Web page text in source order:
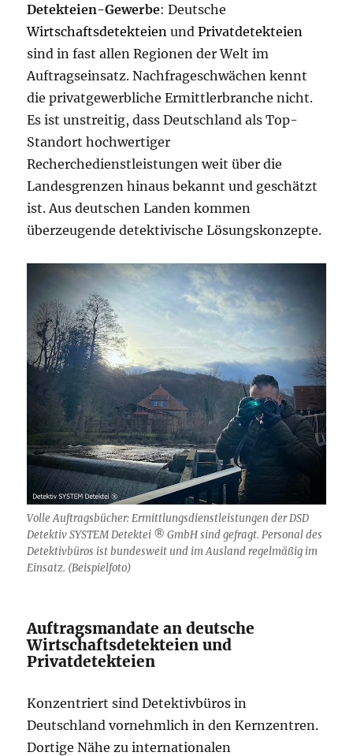
Detekteien-Gewerbe: Deutsche
Wirtschaftsdetekteien undPrivatdetekteien
sind in fast allen Regionen der Welt im
Auftragseinsatz. Nachfrageschwächen kennt
die privatgewerbliche Ermittlerbranche nicht.
Es ist unstreitig, dass Deutschland als Top-
Standort hochwertiger
Recherchedienstleistungen weit über die
Landesgrenzen hinaus bekannt und geschätzt
ist. Aus deutschen Landen kommen
überzeugende detektivische Lösungskonzepte.
Volle Auftragsbücher: Ermittlungsdienstleistungen der DSD
Detektiv SYSTEM Detektei ® GmbH sind gefragt. Personal des
Detektivbüros ist bundesweit und im Ausland regelmäßig im
Einsatz. (Beispielfoto)
Auftragsmandate an deutsche
Wirtschaftsdetekteien und
Privatdetekteien
Konzentriert sind Detektivbüros in
Deutschland vornehmlich in den Kernzentren.
Dortige Nähe zu internationalen